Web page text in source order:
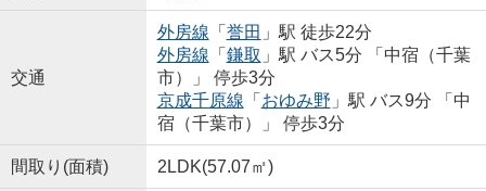
交通
外房線 「 誉田 」駅 徒歩22分
外房線 「 鎌取 」駅 バス5分 「中宿（千葉
市）」 停歩3分
京成千原線 「 おゆみ野 」駅 バス9分 「中
宿（千葉市）」 停歩3分
間取り(面積) 2LDK(57.07㎡)